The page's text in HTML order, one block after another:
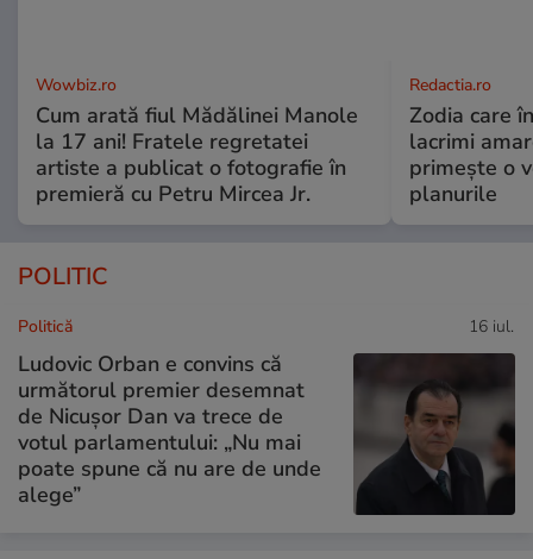
Wowbiz.ro
Cum arată fiul Mădălinei Manole
la 17 ani! Fratele regretatei
artiste a publicat o fotografie în
premieră cu Petru Mircea Jr.
Redactia.ro
Zodia care
lacrimi
primește o
planurile
POLITIC
Politică 16 iul.
Ludovic Orban e convins că
următorul premier desemnat
de Nicușor Dan va trece de
votul parlamentului: „Nu mai
poate spune că nu are de unde
alege”